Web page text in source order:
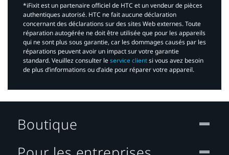
*iFixit est un partenaire officiel de HTC et un vendeur de pièces
authentiques autorisé. HTC ne fait aucune déclaration
concernant des déclarations sur des sites Web externes. Toute
réparation autogérée ne doit être utilisée que pour les appareils
qui ne sont plus sous garantie, car les dommages causés par les
réparations peuvent avoir un impact sur votre garantie
standard. Veuillez consulter leservice clientsi vous avez besoin
de plus d’informations ou d’aide pour réparer votre appareil.​
Boutique